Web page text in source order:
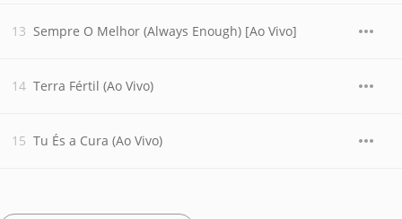
Sempre O Melhor (Always Enough) [Ao Vivo]
Terra Fértil (Ao Vivo)
Tu És a Cura (Ao Vivo)